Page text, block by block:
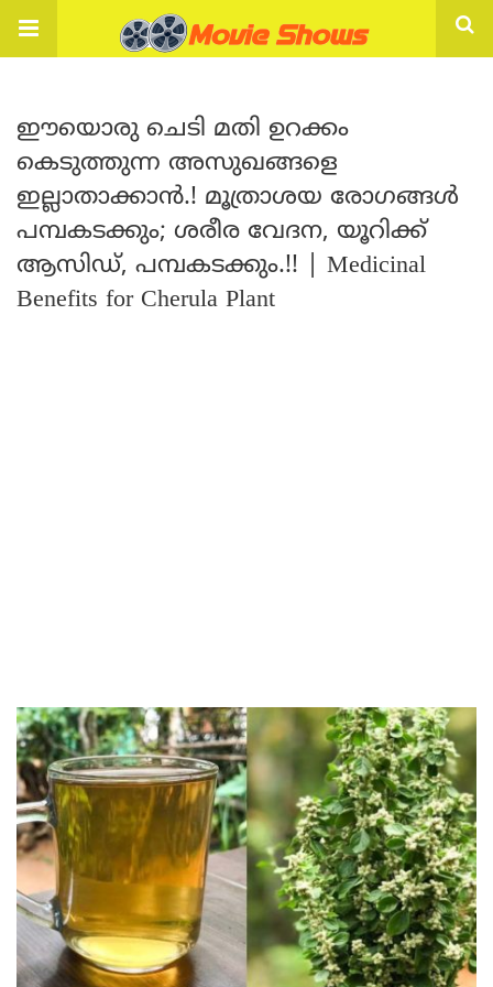
ഈയൊരു ചെടി മതി ഉറക്കം
കെടുത്തുന്ന അസുഖങ്ങളെ
ഇല്ലാതാക്കാൻ.! മൂത്രാശയ രോഗങ്ങൾ
പമ്പകടക്കും; ശരീര വേദന, യൂറിക്ക്
ആസിഡ്, പമ്പകടക്കും.!! | Medicinal
Benefits for Cherula Plant